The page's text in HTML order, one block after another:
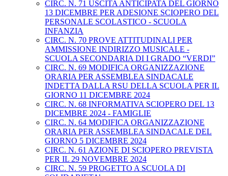
CIRC. N. 71 USCITA ANTICIPATA DEL GIORNO
13 DICEMBRE PER ADESIONE SCIOPERO DEL
PERSONALE SCOLASTICO - SCUOLA
INFANZIA
CIRC. N. 70 PROVE ATTITUDINALI PER
AMMISSIONE INDIRIZZO MUSICALE -
SCUOLA SECONDARIA DI I GRADO “VERDI”
CIRC. N. 69 MODIFICA ORGANIZZAZIONE
ORARIA PER ASSEMBLEA SINDACALE
INDETTA DALLA RSU DELLA SCUOLA PER IL
GIORNO 11 DICEMBRE 2024
CIRC. N. 68 INFORMATIVA SCIOPERO DEL 13
DICEMBRE 2024 - FAMIGLIE
CIRC. N. 64 MODIFICA ORGANIZZAZIONE
ORARIA PER ASSEMBLEA SINDACALE DEL
GIORNO 5 DICEMBRE 2024
CIRC. N. 61 AZIONE DI SCIOPERO PREVISTA
PER IL 29 NOVEMBRE 2024
CIRC. N. 59 PROGETTO A SCUOLA DI